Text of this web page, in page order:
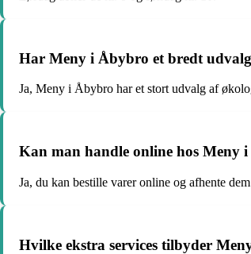
Har Meny i Åbybro et bredt
Ja, Meny i Åbybro har et stort udvalg af
Kan man handle online hos Meny
Ja, du kan bestille varer online og afhente
Hvilke ekstra services tilbyder